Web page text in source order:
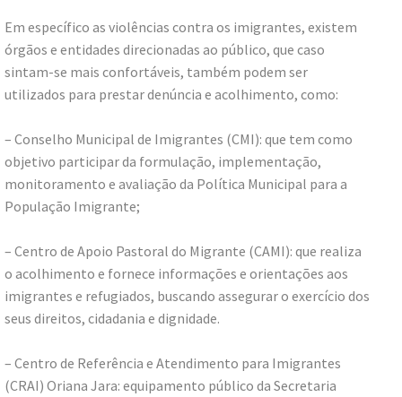
Em específico as violências contra os imigrantes, existem
órgãos e entidades direcionadas ao público, que caso
sintam-se mais confortáveis, também podem ser
utilizados para prestar denúncia e acolhimento, como:
– Conselho Municipal de Imigrantes (CMI): que tem como
objetivo participar da formulação, implementação,
monitoramento e avaliação da Política Municipal para a
População Imigrante;
– Centro de Apoio Pastoral do Migrante (CAMI): que realiza
o acolhimento e fornece informações e orientações aos
imigrantes e refugiados, buscando assegurar o exercício dos
seus direitos, cidadania e dignidade.
– Centro de Referência e Atendimento para Imigrantes
(CRAI) Oriana Jara: equipamento público da Secretaria